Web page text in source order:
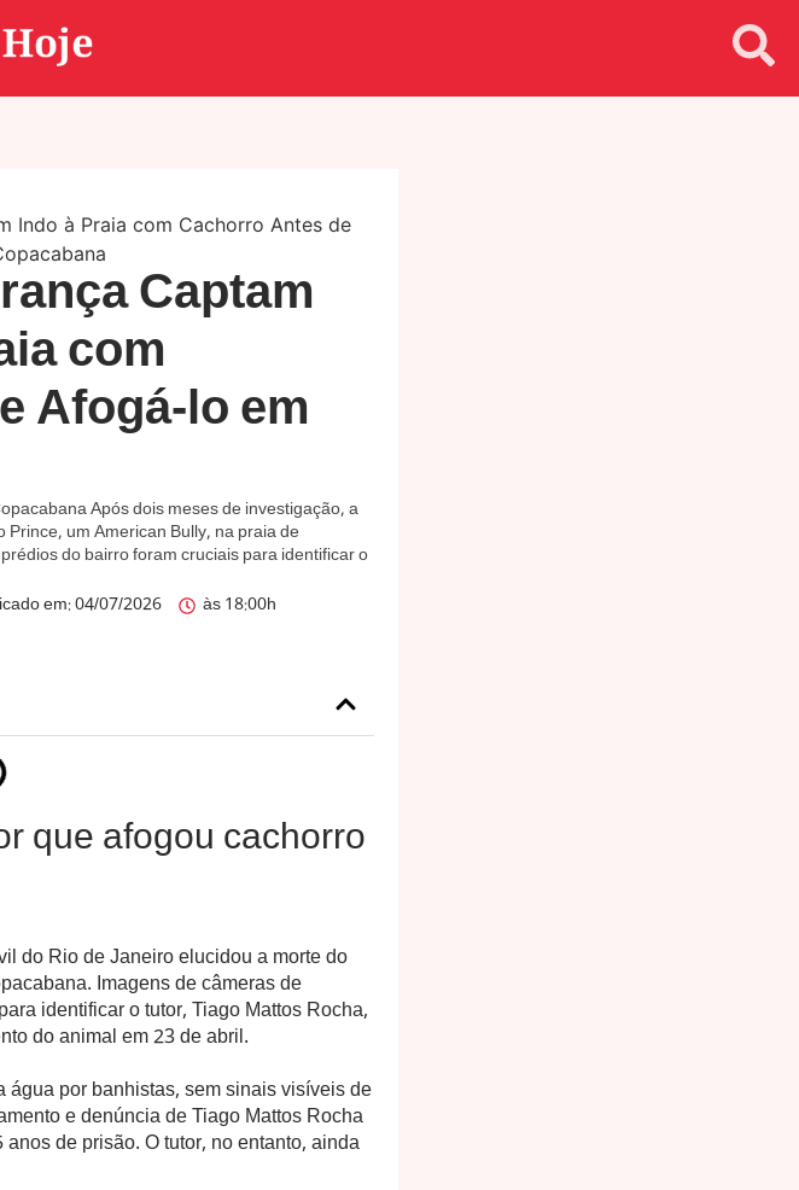
Captam
com
Afogá-lo em
Após dois meses de investigação, a
um American Bully, na praia de
do bairro foram cruciais para identificar o
em:04/07/2026 às18:00h
que afogou cachorro
do Rio de Janeiro elucidou a morte do
Imagens de câmeras de
identificar o tutor, Tiago Mattos Rocha,
do animal em 23 de abril.
por banhistas, sem sinais visíveis de
e denúncia de Tiago Mattos Rocha
de prisão. O tutor, no entanto, ainda